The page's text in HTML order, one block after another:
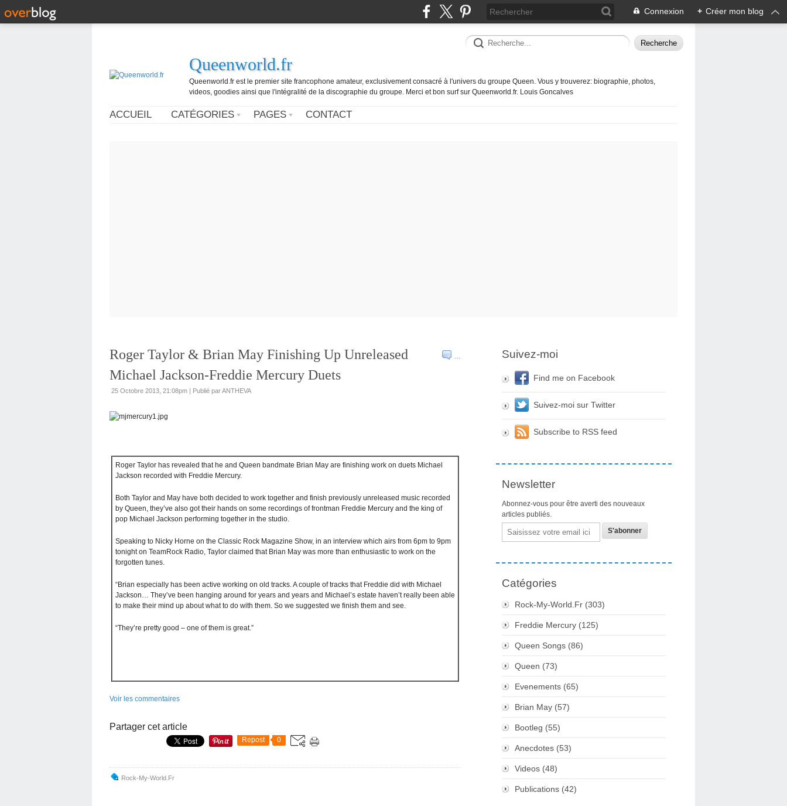
Connexion + Créer mon blog
Queenworld.fr
Queenworld.fr est le premier site francophone amateur, exclusivement consacré à l'univers du groupe Queen. Vous y trouverez: biographie, photos,
videos, goodies ainsi que l'intégralité de la discographie du groupe. Merci et bon surf sur Queenworld.fr. Louis Goncalves
ACCUEIL CATÉGORIES PAGES CONTACT
…
Roger Taylor & Brian May Finishing Up Unreleased
Michael Jackson-Freddie Mercury Duets
25 Octobre 2013, 21:08pm | Publié par ANTHEVA
Roger Taylor has revealed that he and Queen bandmate Brian May are finishing work on duets Michael
Jackson recorded with Freddie Mercury.
Both Taylor and May have both decided to work together and finish previously unreleased music recorded
by Queen, they’ve also got their hands on some recordings of frontman Freddie Mercury and the king of
pop Michael Jackson performing together in the studio.
Speaking to Nicky Horne on the Classic Rock Magazine Show, in an interview which airs from 6pm to 9pm
tonight on TeamRock Radio, Taylor claimed that Brian May was more than enthusiastic to work on the
forgotten tunes.
“Brian especially has been active working on old tracks. A couple of tracks that Freddie did with Michael
Jackson… They’ve been hanging around for years and years and Michael’s estate haven’t really been able
to make their mind up about what to do with them. So we suggested we finish them and see.
“They’re pretty good – one of them is great.”
Voir les commentaires
Partager cet article
Repost 0
Rock-My-World.fr
Suivez-moi
Find me on Facebook
Suivez-moi sur Twitter
Subscribe to RSS feed
Newsletter
Abonnez-vous pour être averti des nouveaux
articles publiés.
Email
Catégories
Rock-My-World.fr (303)
Freddie Mercury (125)
Queen Songs (86)
Queen (73)
Evenements (65)
Brian May (57)
Bootleg (55)
Anecdotes (53)
Videos (48)
Publications (42)